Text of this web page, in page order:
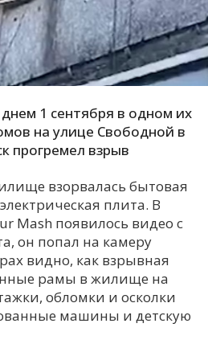
Т
У
Х
Ч
Я
1 сентября в одном их
на улице Свободной в
прогремел взрыв
взорвалась бытовая
плита. В
Mash появилось видео с
он попал на камеру
видно, как взрывная
рамы в жилище на
обломки и осколки
машины и детскую